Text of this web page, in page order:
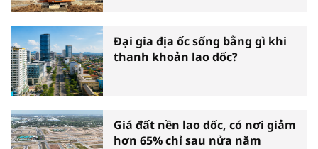
Đại gia địa ốc sống bằng gì khi
thanh khoản lao dốc?
Giá đất nền lao dốc, có nơi giảm
hơn 65% chỉ sau nửa năm